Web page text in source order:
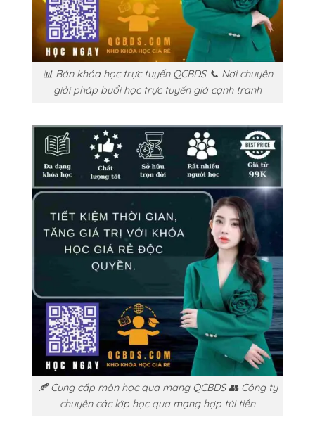
📊 Bán khóa học trực tuyến QCBDS 📞 Nơi chuyên
giải pháp buổi học trực tuyến giá cạnh tranh
🍂 Cung cấp môn học qua mạng QCBDS 👥 Công ty
chuyên các lớp học qua mạng hợp túi tiền